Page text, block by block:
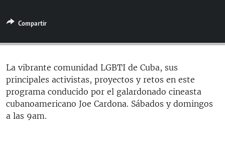
ESPECIALES
ESPECIALES
LA REALIDAD DE LA VIVIENDA EN CUBA
SER VIEJO EN CUBA
KENTU-CUBANO
LOS SANTOS DE HIALEAH
MULTIMEDIA
EDITORIALES
SÍGUENOS
Compartir
La vibrante comunidad LGBTI de Cuba, sus
principales activistas, proyectos y retos en este
programa conducido por el galardonado cineasta
cubanoamericano Joe Cardona. Sábados y domingos
a las 9am.